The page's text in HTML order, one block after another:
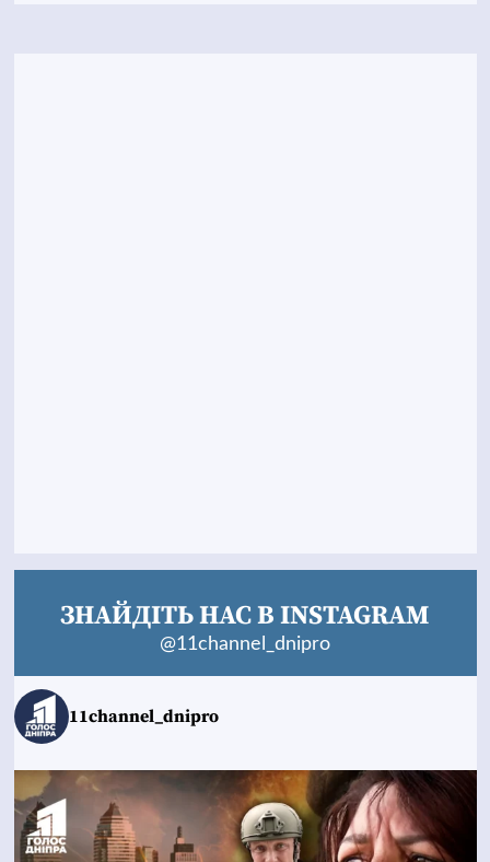
ЗНАЙДІТЬ НАС В INSTAGRAM
@11channel_dnipro
11channel_dnipro